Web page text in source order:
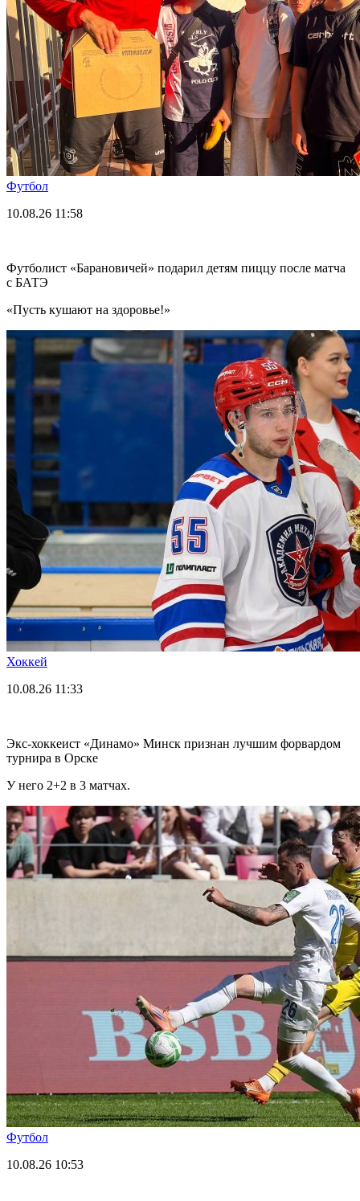
Футбол
10.08.26 11:58
Футболист «Барановичей» подарил детям пиццу после матча
с БАТЭ
«Пусть кушают на здоровье!»
Хоккей
10.08.26 11:33
Экс-хоккеист «Динамо» Минск признан лучшим форвардом
турнира в Орске
У него 2+2 в 3 матчах.
Футбол
10.08.26 10:53